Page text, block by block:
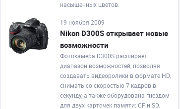
насыщенных цветов.
19 ноября 2009
Nikon D300S открывает новые
возможности
Фотокамера D300S расширяет
диапазон возможностей, позволяя
создавать видеоролики в формате HD,
снимать со скоростью 7 кадров в
секунду, а также оборудована гнездом
для двух карточек памяти: CF и SD.